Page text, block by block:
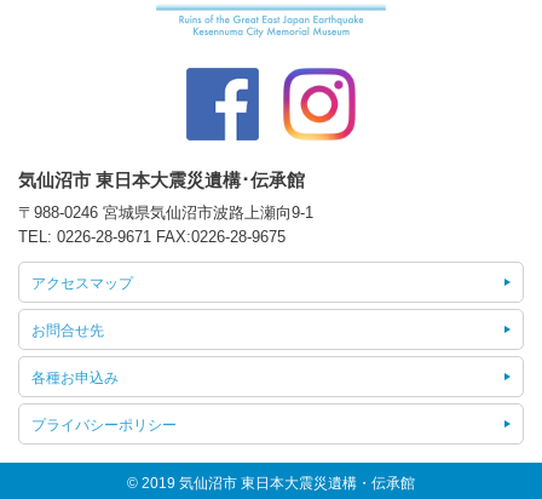
気仙沼市 東日本大震災遺構･伝承館
〒988-0246 宮城県気仙沼市波路上瀬向9-1
TEL: 0226-28-9671 FAX:0226-28-9675
アクセスマップ
お問合せ先
各種お申込み
プライバシーポリシー
© 2019 気仙沼市 東日本大震災遺構・伝承館